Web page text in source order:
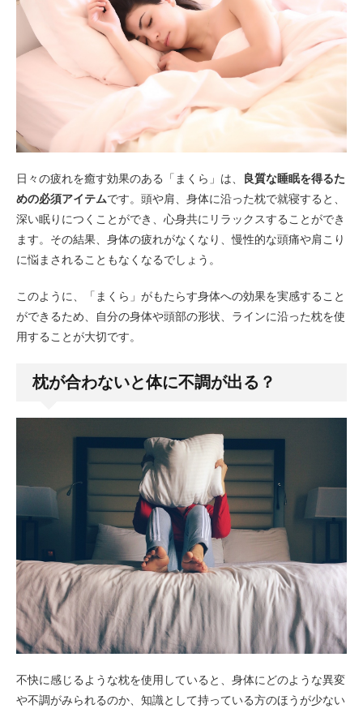
日々の疲れを癒す効果のある「まくら」は、
良質な睡眠を得るた
めの必須アイテムです。頭や肩、身体に沿った枕で就寝すると、
深い眠りにつくことができ、心身共にリラックスすることができ
ます。その結果、身体の疲れがなくなり、慢性的な頭痛や肩こり
に悩まされることもなくなるでしょう。
このように、「まくら」がもたらす身体への効果を実感すること
ができるため、自分の身体や頭部の形状、ラインに沿った枕を使
用することが大切です。
枕が合わないと体に不調が出る？
不快に感じるような枕を使用していると、身体にどのような異変
や不調がみられるのか、知識として持っている方のほうが少ない